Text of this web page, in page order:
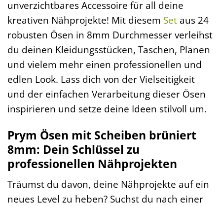
unverzichtbares Accessoire für all deine
kreativen Nähprojekte! Mit diesem Set aus 24
robusten Ösen in 8mm Durchmesser verleihst
du deinen Kleidungsstücken, Taschen, Planen
und vielem mehr einen professionellen und
edlen Look. Lass dich von der Vielseitigkeit
und der einfachen Verarbeitung dieser Ösen
inspirieren und setze deine Ideen stilvoll um.
Prym Ösen mit Scheiben brüniert
8mm: Dein Schlüssel zu
professionellen Nähprojekten
Träumst du davon, deine Nähprojekte auf ein
neues Level zu heben? Suchst du nach einer